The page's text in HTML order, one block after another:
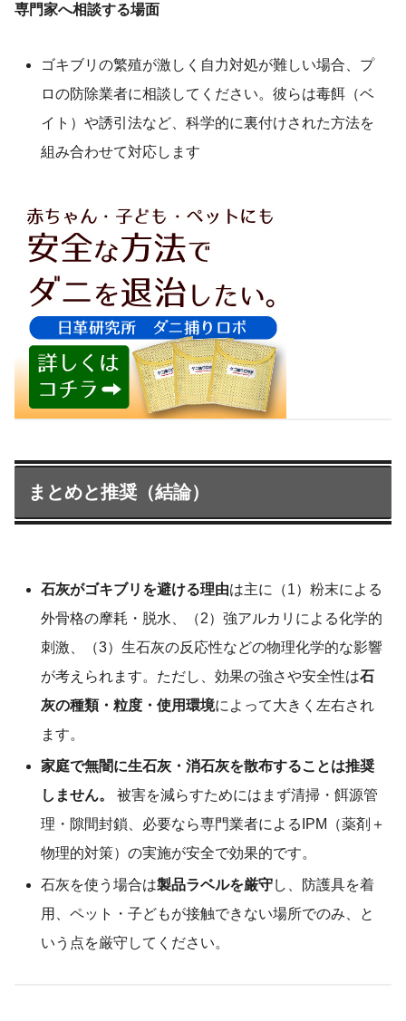
専門家へ相談する場面
ゴキブリの繁殖が激しく自力対処が難しい場合、プ
ロの防除業者に相談してください。彼らは毒餌（ベ
イト）や誘引法など、科学的に裏付けされた方法を
組み合わせて対応します
まとめと推奨（結論）
石灰がゴキブリを避ける理由は主に（1）粉末による
外骨格の摩耗・脱水、（2）強アルカリによる化学的
刺激、（3）生石灰の反応性などの物理化学的な影響
が考えられます。ただし、効果の強さや安全性は石
灰の種類・粒度・使用環境によって大きく左右され
ます。
家庭で無闇に生石灰・消石灰を散布することは推奨
しません。
被害を減らすためにはまず清掃・餌源管
理・隙間封鎖、必要なら専門業者によるIPM（薬剤＋
物理的対策）の実施が安全で効果的です。
石灰を使う場合は製品ラベルを厳守し、防護具を着
用、ペット・子どもが接触できない場所でのみ、と
いう点を厳守してください。